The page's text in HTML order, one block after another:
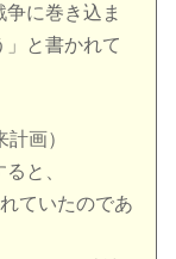
に巻き込ま
」と書かれて
画）
と、
ていたのであ